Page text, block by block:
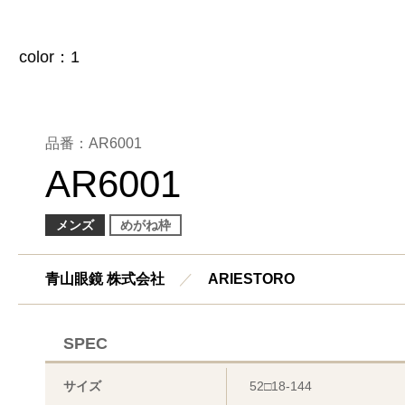
品番：AR6001
AR6001
メンズ めがね枠
青山眼鏡 株式会社 ／ ARIESTORO
SPEC
サイズ 52□18-144